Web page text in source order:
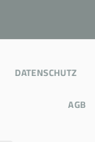
DATENSCHUTZ
AGB